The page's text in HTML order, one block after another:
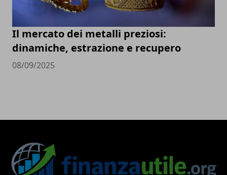
Il mercato dei metalli preziosi:
dinamiche, estrazione e recupero
08/09/2025